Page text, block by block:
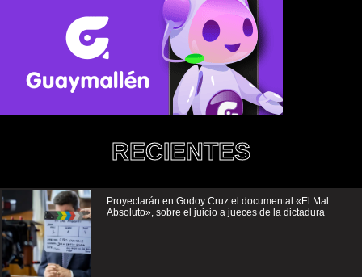
RECIENTES
Proyectarán en Godoy Cruz el documental «El Mal
Absoluto», sobre el juicio a jueces de la dictadura